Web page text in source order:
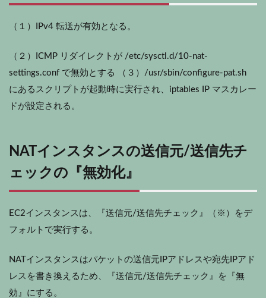
（１）IPv4 転送が有効となる。
（２）ICMP リダイレクトが /etc/sysctl.d/10-nat-
settings.conf で無効とする （３）/usr/sbin/configure-pat.sh
にあるスクリプトが起動時に実行され、iptables IP マスカレー
ドが設定される。
NATインスタンスの送信元/送信先チ
ェックの『無効化』
EC2インスタンスは、『送信元/送信先チェック』（※）をデ
フォルトで実行する。
NATインスタンスはパケットの送信元IPアドレスや宛先IPアド
レスを書き換えるため、『送信元/送信先チェック』を『無
効』にする。